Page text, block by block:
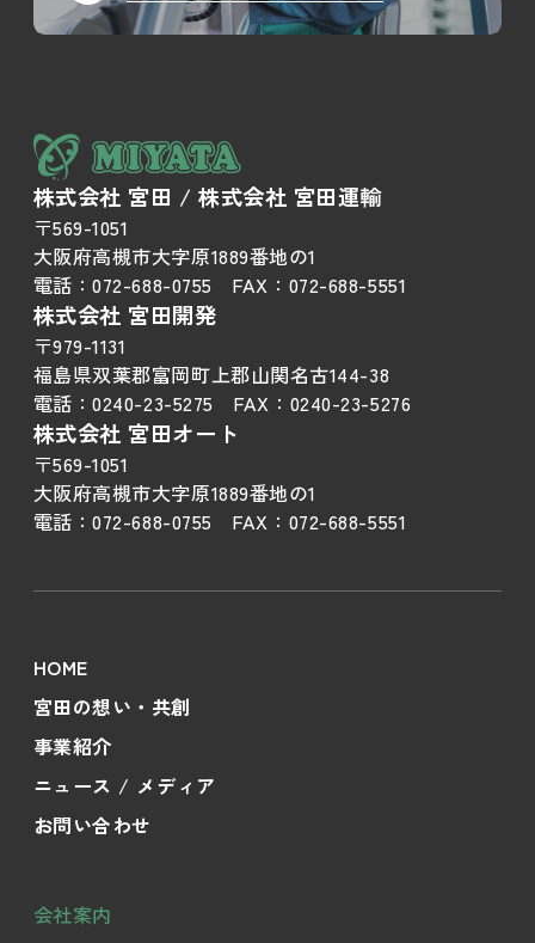
株式会社 宮田 / 株式会社 宮田運輸
〒569-1051
大阪府高槻市大字原1889番地の1
電話：072-688-0755 FAX： 072-688-5551
株式会社 宮田開発
〒979-1131
福島県双葉郡富岡町上郡山関名古144-38
電話：0240-23-5275 FAX： 0240-23-5276
株式会社 宮田オート
〒569-1051
大阪府高槻市大字原1889番地の1
電話：072-688-0755 FAX： 072-688-5551
HOME
宮田の想い・共創
事業紹介
ニュース / メディア
お問い合わせ
会社案内